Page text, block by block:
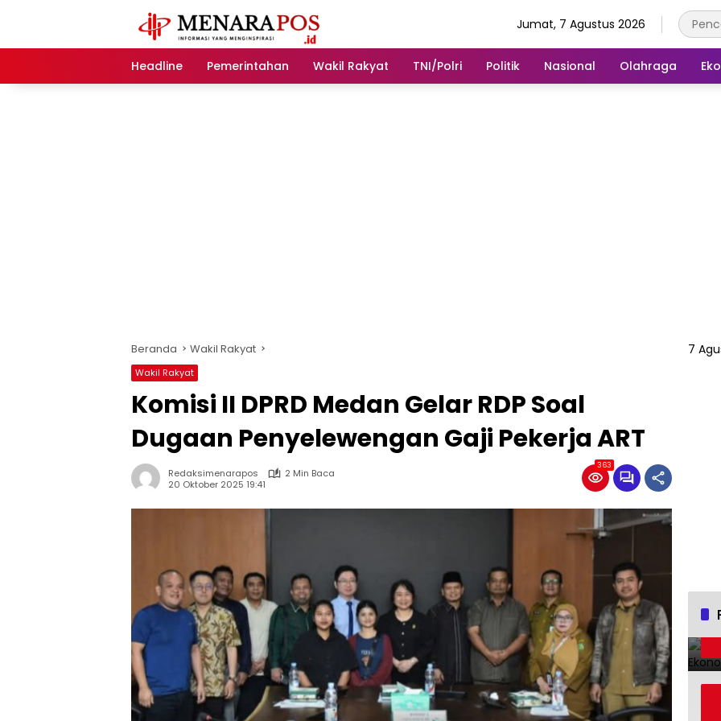
Jumat, 7 Agustus 2026
Headline Pemerintahan Wakil Rakyat TNI/Polri Politik Nasional Olahraga
Beranda Wakil Rakyat
Wakil Rakyat
Komisi II DPRD Medan Gelar RDP Soal
Dugaan Penyelewengan Gaji Pekerja ART
Redaksimenarapos
2 Min Baca
20 Oktober 2025 19:41
363
7